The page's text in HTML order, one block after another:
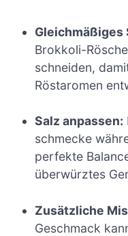
Gleichmäßiges
Brokkoli-
schneiden,
Röstaromen
Salz anpassen:
schmecke
perfekte
überwürztes
Zusätzliche
Geschmack